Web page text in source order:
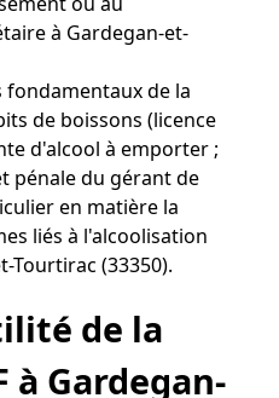
à Gardegan-et-
de la
de boissons (licence
d'alcool à emporter ;
pénale du gérant de
en matière la
liés à l'alcoolisation
Tourtirac (33350).
de la
à Gardegan-